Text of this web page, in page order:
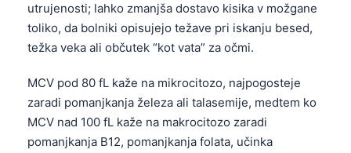
utrujenosti; lahko zmanjša dostavo kisika v možgane
toliko, da bolniki opisujejo težave pri iskanju besed,
težka veka ali občutek “kot vata” za očmi.
MCV pod 80 fL kaže na mikrocitozo, najpogosteje
zaradi pomanjkanja železa ali talasemije, medtem ko
MCV nad 100 fL kaže na makrocitozo zaradi
pomanjkanja B12, pomanjkanja folata, učinka